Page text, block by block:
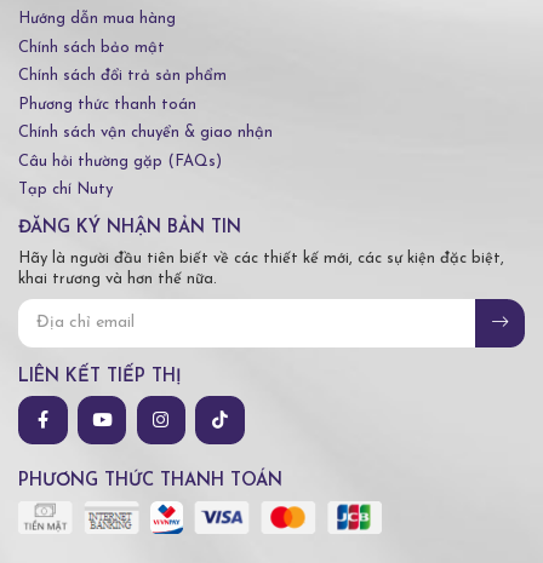
Hướng dẫn mua hàng
Chính sách bảo mật
Chính sách đổi trả sản phẩm
Phương thức thanh toán
Chính sách vận chuyển & giao nhận
Câu hỏi thường gặp (FAQs)
Tạp chí Nuty
ĐĂNG KÝ NHẬN BẢN TIN
Hãy là người đầu tiên biết về các thiết kế mới, các sự kiện đặc biệt,
khai trương và hơn thế nữa.
LIÊN KẾT TIẾP THỊ
PHƯƠNG THỨC THANH TOÁN